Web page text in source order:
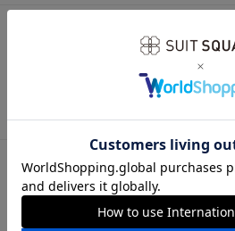
【仕様】クルーネック／半袖
【洗濯表示】洗濯機可（ネット使用
サイズ詳細
モデル：183cm B96cm W71cm